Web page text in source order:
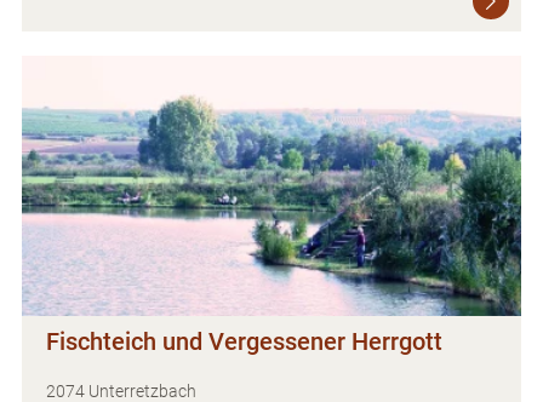
Fischteich und Vergessener Herrgott
2074 Unterretzbach